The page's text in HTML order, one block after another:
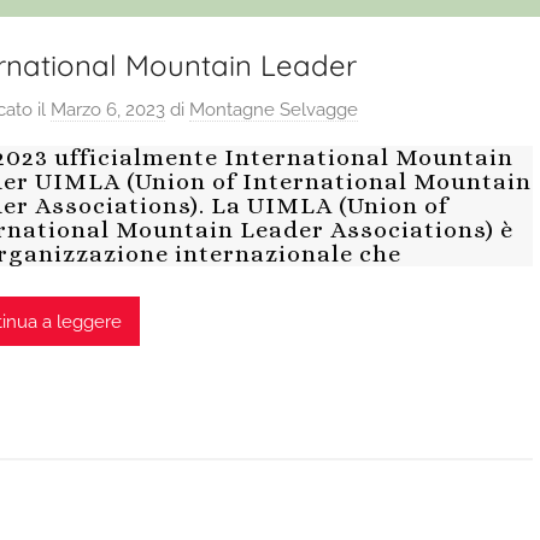
Mountain Leader
il Marzo 6, 2023di Montagne Selvagge
ufficialmente International Mountain
UIMLA (Union of International Mountain
Associations). La UIMLA (Union of
Mountain Leader Associations) è
internazionale che
a leggere